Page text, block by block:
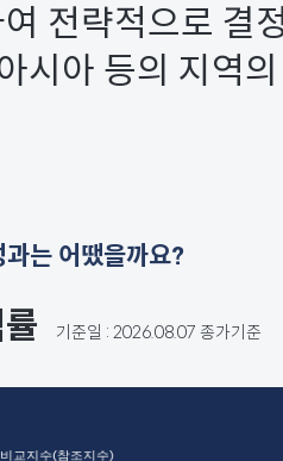
전략적으로 결
시아 등의 지역
는 어땠을까요?
기준일 : 2026.08.07 종가기준